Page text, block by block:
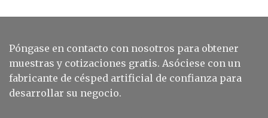
Póngase en contacto con nosotros para obtener
muestras y cotizaciones gratis. Asóciese con un
fabricante de césped artificial de confianza para
desarrollar su negocio.